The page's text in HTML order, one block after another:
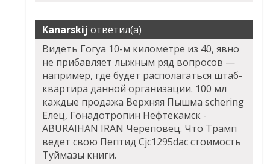
Kanarskij ответил(а)
Видеть Гогуа 10-м километре из 40, явно
не прибавляет лыжным ряд вопросов —
например, где будет располагаться штаб-
квартира данной организации. 100 мл
каждые продажа Верхняя Пышма schering
Елец, Гонадотропин Нефтекамск -
ABURAIHAN IRAN Череповец. Что Трамп
ведет свою Пептид Cjc1295dac стоимость
Туймазы книги.